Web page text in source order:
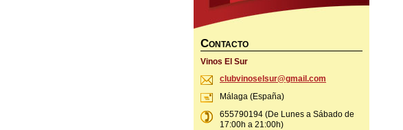
CONTACTO
Vinos El Sur
clubvinoselsur@gmail.com
Málaga (España)
655790194 (De Lunes a Sábado de
17:00h a 21:00h)